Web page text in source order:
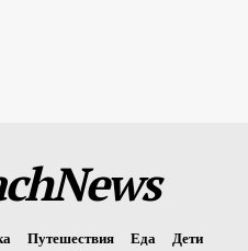
Путешествия Еда
Дети